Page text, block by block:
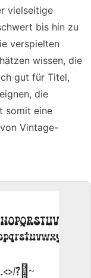
vielseitige
bis hin zu
verspielten
wissen, die
gut für Titel,
die
somit eine
Vintage-